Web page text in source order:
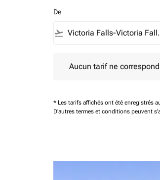
De
flight_takeoff
Aucun tarif ne
* Les tarifs affichés ont été enregistrés
D'autres termes et conditions peuvent